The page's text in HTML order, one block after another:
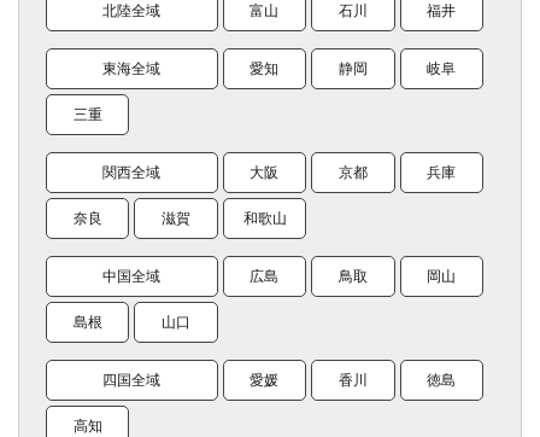
北陸全域 富山 石川 福井
東海全域 愛知 静岡 岐阜
三重
関西全域 大阪 京都 兵庫
奈良 滋賀 和歌山
中国全域 広島 鳥取 岡山
島根 山口
四国全域 愛媛 香川 徳島
高知